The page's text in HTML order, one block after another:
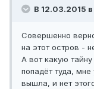
В 12.03.2015
Совершенно
на этот остров -
А вот какую тайну
попадёт туда,
вышла, и нет